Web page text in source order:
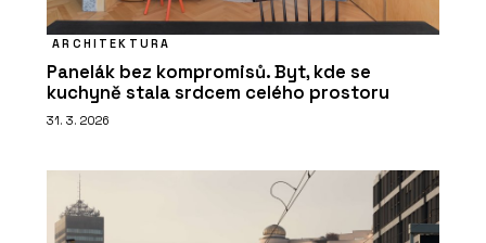
ARCHITEKTURA
Panelák bez kompromisů. Byt, kde se
kuchyně stala srdcem celého prostoru
31. 3. 2026